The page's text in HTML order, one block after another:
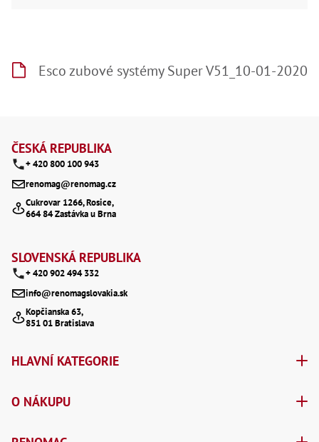
Esco zubové systémy Super V51_10-01-2020
ČESKÁ REPUBLIKA
+ 420 800 100 943
renomag@renomag.cz
Cukrovar 1266, Rosice,
664 84 Zastávka u Brna
SLOVENSKÁ REPUBLIKA
+ 420 902 494 332
info@renomagslovakia.sk
Kopčianska 63,
851 01 Bratislava
HLAVNÍ KATEGORIE
O NÁKUPU